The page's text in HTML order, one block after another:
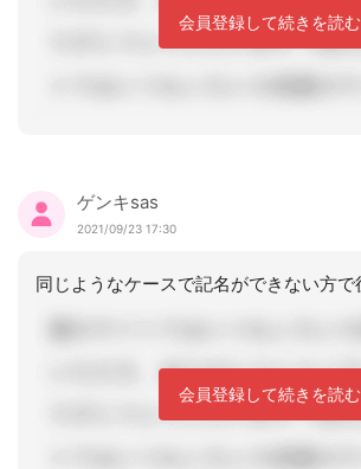
会員登録して続きを読む
ゲンキsas
2021/09/23 17:30
会員登録して続きを読む